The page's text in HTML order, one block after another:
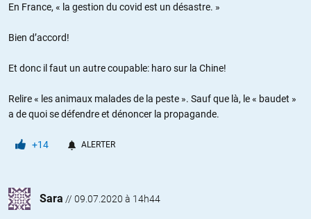
En France, « la gestion du covid est un désastre. »
Bien d’accord!
Et donc il faut un autre coupable: haro sur la Chine!
Relire « les animaux malades de la peste ». Sauf que là, le « baudet »
a de quoi se défendre et dénoncer la propagande.
+14 ALERTER
Sara // 09.07.2020 à 14h44